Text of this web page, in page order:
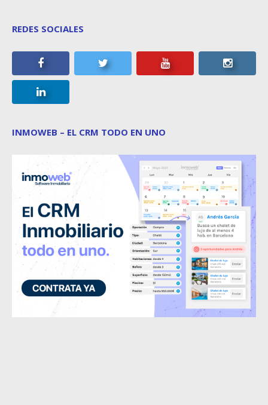
REDES SOCIALES
INMOWEB – EL CRM TODO EN UNO